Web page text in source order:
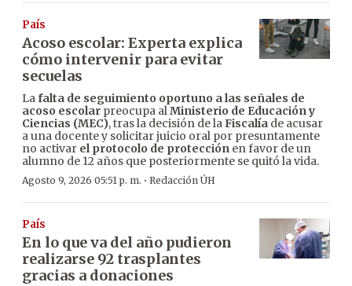
País
Acoso escolar: Experta explica
cómo intervenir para evitar
secuelas
Lafalta de seguimiento oportuno a las señales de
acoso escolar preocupa alMinisterio de Educación y
Ciencias (MEC), tras la decisión de laFiscalía de acusar
a una docente y solicitar juicio oral por presuntamente
no activar el protocolo de protección en favor de un
alumno de 12 años que posteriormente se quitó la vida.
Agosto 9, 2026 05:51 p. m. · Redacción ÚH
País
En lo que va del año pudieron
realizarse 92 trasplantes
gracias a donaciones